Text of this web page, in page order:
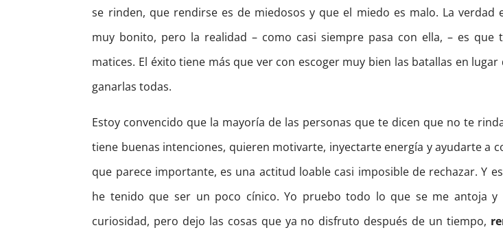
se rinden, que rendirse es de miedosos y que el miedo es malo. La verdad
muy bonito, pero la realidad – como casi siempre pasa con ella, – es que
matices. El éxito tiene más que ver con escoger muy bien las batallas en
ganarlas todas.
Estoy convencido que la mayoría de las personas que te dicen que no te
tiene buenas intenciones, quieren motivarte, inyectarte energía y ayudarte a
que parece importante, es una actitud loable casi imposible de rechazar. Y
he tenido que ser un poco cínico. Yo pruebo todo lo que se me antoja y
curiosidad, pero dejo las cosas que ya no disfruto después de un tiempo,